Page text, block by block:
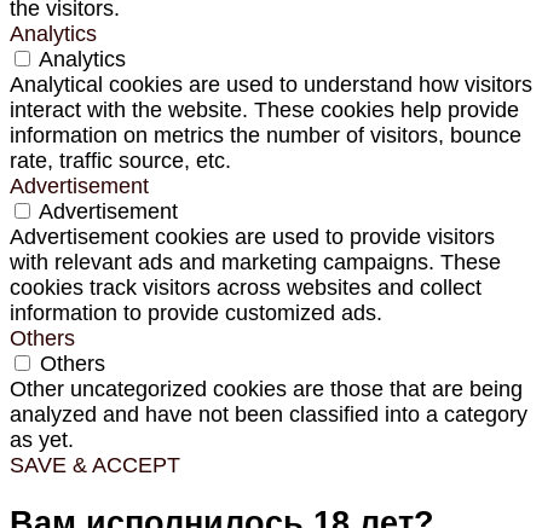
the visitors.
Analytics
Analytics
Analytical cookies are used to understand how visitors
interact with the website. These cookies help provide
information on metrics the number of visitors, bounce
rate, traffic source, etc.
Advertisement
Advertisement
Advertisement cookies are used to provide visitors
with relevant ads and marketing campaigns. These
cookies track visitors across websites and collect
information to provide customized ads.
Others
Others
Other uncategorized cookies are those that are being
analyzed and have not been classified into a category
as yet.
SAVE & ACCEPT